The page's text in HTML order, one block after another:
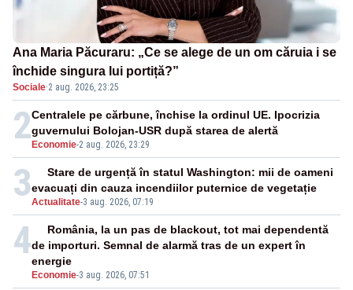
Ana Maria Păcuraru: „Ce se alege de un om căruia i se
închide singura lui portiță?”
Sociale·2 aug. 2026, 23:25
2 Economie-2 aug. 2026, 23:29
Centralele pe cărbune, închise la ordinul UE. Ipocrizia
guvernului Bolojan-USR după starea de alertă
3Actualitate-3 aug. 2026, 07:19
Stare de urgență în statul Washington: mii de oameni
evacuați din cauza incendiilor puternice de vegetație
4
Economie-3 aug. 2026, 07:51
România, la un pas de blackout, tot mai dependentă
de importuri. Semnal de alarmă tras de un expert în
energie